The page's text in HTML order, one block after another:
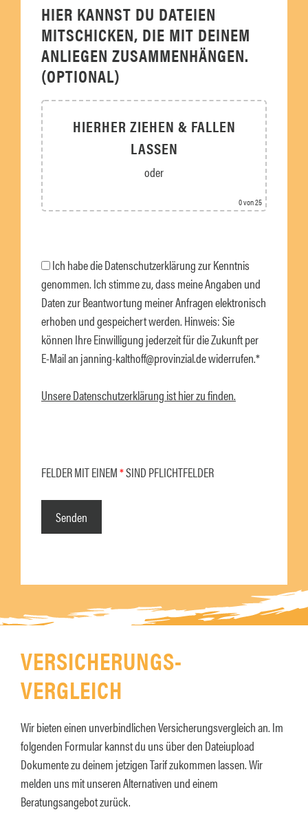
HIER KANNST DU DATEIEN
MITSCHICKEN, DIE MIT DEINEM
ANLIEGEN ZUSAMMENHÄNGEN.
(OPTIONAL)
HIERHER ZIEHEN & FALLEN
LASSEN
oder
0von 25
Ich habe die Datenschutzerklärung zur Kenntnis
genommen. Ich stimme zu, dass meine Angaben und
Daten zur Beantwortung meiner Anfragen elektronisch
erhoben und gespeichert werden. Hinweis: Sie
können Ihre Einwilligung jederzeit für die Zukunft per
E-Mail an janning-kalthoff@provinzial.de widerrufen.*
Unsere Datenschutzerklärung ist hier zu finden.
t
s
n
i
e
d
e
s
e
s
F
i
s
e
S
i
e
i
e
s
e
s
FELDER MIT EINEM*SIND PFLICHTFELDER
VERSICHERUNGS-
VERGLEICH
Wir bieten einen unverbindlichen Versicherungsvergleich an. Im
folgenden Formular kannst du uns über den Dateiupload
Dokumente zu deinem jetzigen Tarif zukommen lassen. Wir
melden uns mit unseren Alternativen und einem
Beratungsangebot zurück.